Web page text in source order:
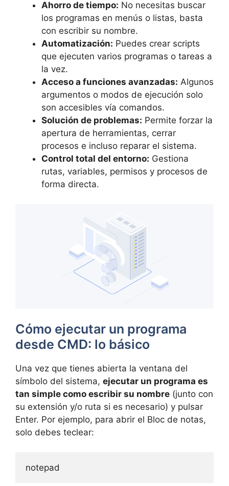
Ahorro de tiempo: No necesitas buscar
los programas en menús o listas, basta
con escribir su nombre.
Automatización: Puedes crear scripts
que ejecuten varios programas o tareas a
la vez.
Acceso a funciones avanzadas: Algunos
argumentos o modos de ejecución solo
son accesibles vía comandos.
Solución de problemas: Permite forzar la
apertura de herramientas, cerrar
procesos e incluso reparar el sistema.
Control total del entorno: Gestiona
rutas, variables, permisos y procesos de
forma directa.
Cómo ejecutar un programa
desde CMD: lo básico
Una vez que tienes abierta la ventana del
símbolo del sistema, ejecutar un programa es
tan simple como escribir su nombre (junto con
su extensión y/o ruta si es necesario) y pulsar
Enter. Por ejemplo, para abrir el Bloc de notas,
solo debes teclear:
notepad